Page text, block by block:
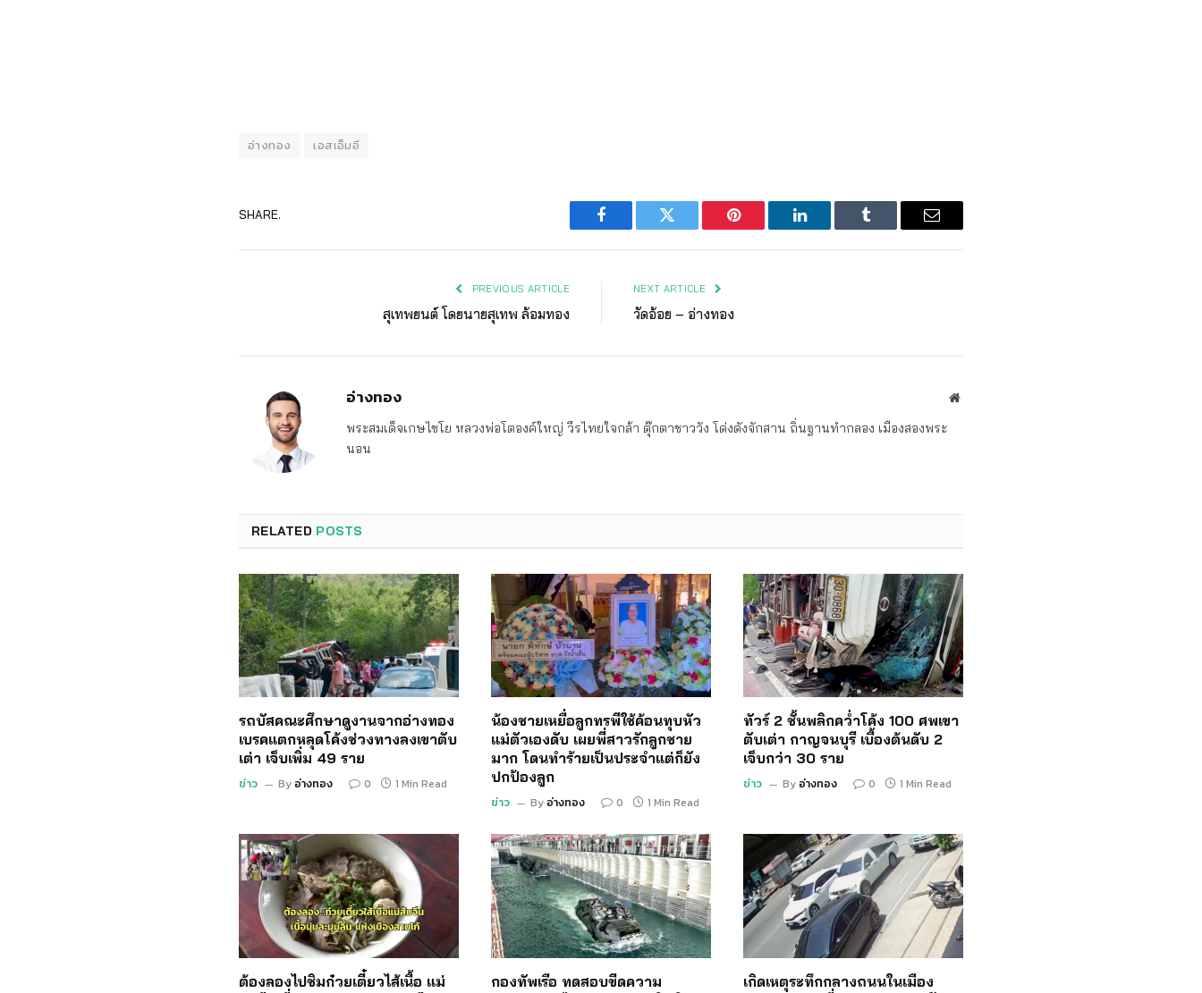
อ่างทอง เอสเอ็มอี
SHARE.
Facebook Twitter Pinterest LinkedIn Tumblr Email
PREVIOUS ARTICLE
สุเทพยนต์ โดยนายสุเทพ ล้อมทอง
NEXT ARTICLE
วัดอ้อย – อ่างทอง
อ่างทอง Website
พระสมเด็จเกษไชโย หลวงพ่อโตองค์ใหญ่ วีรไทยใจกล้า ตุ๊กตาชาววัง โด่งดังจักสาน ถิ่นฐานทำกลอง เมืองสองพระ
นอน
RELATED POSTS
รถบัสคณะศึกษาดูงานจากอ่างทอง
เบรคแตกหลุดโค้งช่วงทางลงเขาตับ
เต่า เจ็บเพิ่ม 49 ราย
ข่าว By อ่างทอง 0 1 Min Read
น้องชายเหยื่อลูกทรพีใช้ค้อนทุบหัว
แม่ตัวเองดับ เผยพี่สาวรักลูกชาย
มาก โดนทำร้ายเป็นประจำแต่ก็ยัง
ปกป้องลูก
ข่าว By อ่างทอง 0 1 Min Read
ทัวร์ 2 ชั้นพลิกคว่ำโค้ง 100 ศพเขา
ตับเต่า กาญจนบุรี เบื้องต้นดับ 2
เจ็บกว่า 30 ราย
ข่าว By อ่างทอง 0 1 Min Read
ต้องลองไปชิมก๋วยเตี๋ยวไส้เนื้อ แม่
กองทัพเรือ ทดสอบขีดความ
เกิดเหตุระทึกกลางถนนในเมือง